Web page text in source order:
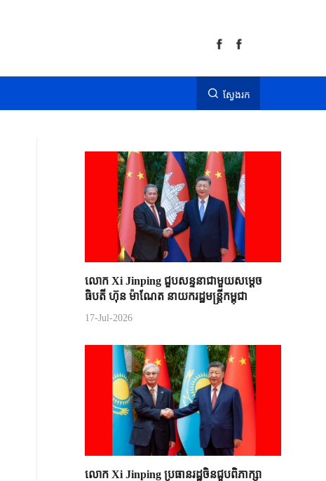
ស្វែងរក
លោក Xi Jinping ជួបសន្ទនាជាមួយសម្តេច
ធិបតី ហ៊ុន ម៉ាណែត នាយករដ្ឋមន្ត្រីកម្ពុជា
17-Jul-2026
លោក Xi Jinping ប្រធានរដ្ឋចិន​ជួបពិភាក្សា​